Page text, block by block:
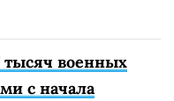
тысяч военных
с начала